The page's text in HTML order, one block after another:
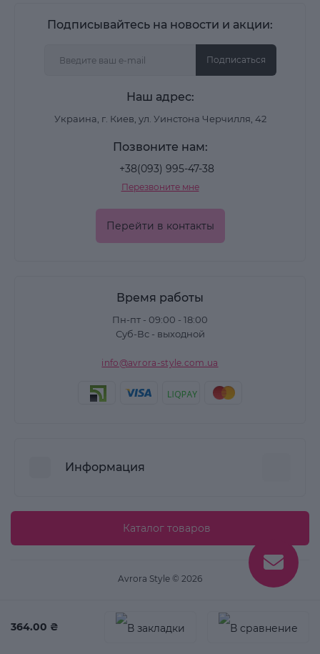
364.00 ₴
Подписывайтесь на новости и акции:
Подписаться
Наш адрес:
Украина, г. Киев, ул. Уинстона Черчилля, 42
Позвоните нам:
+38(093) 995-47-38
Перезвоните мне
Перейти в контакты
Время работы
Пн-пт - 09:00 - 18:00
Суб-Вс - выходной
info@avrora-style.com.ua
Информация
Пользовательское соглашение
Производители
Каталог товаров
Avrora Style © 2026